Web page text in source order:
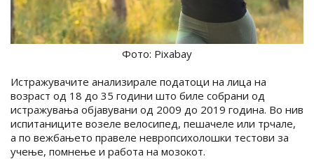
Фото: Pixabay
Истражувачите анализирале податоци на лица на
возраст од 18 до 35 години што биле собрани од
истражувања објавувани од 2009 до 2019 година. Во нив
испитаниците возеле велосипед, пешачеле или трчале,
а по вежбањето правеле невропсихолошки тестови за
учење, помнење и работа на мозокот.